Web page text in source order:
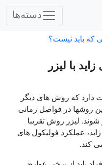
دسته‌ها
که باید نیست؟
با لیزر
دارد که روش های دیگر
روشها در فواصل زمانی
شوند. لیزر روش تقریبا
عملکرد فولیکول های
کند.